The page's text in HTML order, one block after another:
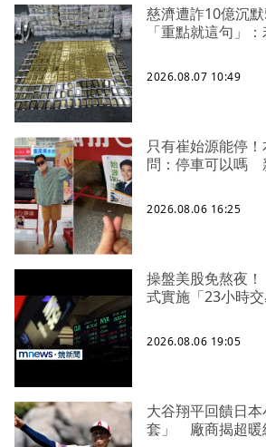
慈濟遭詐10億沉
「重點就這句」
2026.08.07 10:49
只有崔始源能停
問：停車可以嗎
2026.08.06 16:25
操盤美股免熬夜
式實施「23小時交
2026.08.06 19:05
大谷翔平回饋日
套」 廠商揭超暖